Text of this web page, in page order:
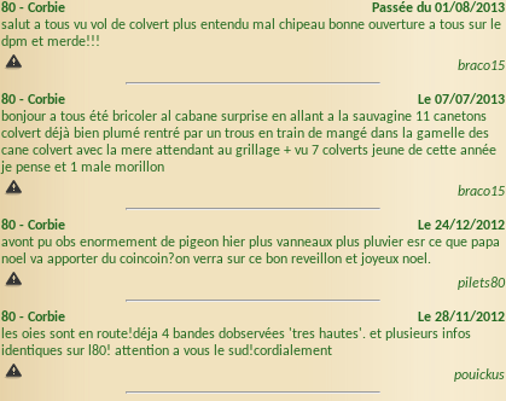
80 - Corbie
Passée du 01/08/2013
salut a tous vu vol de colvert plus entendu mal chipeau bonne ouverture a tous sur le
dpm et merde!!!
braco15
80 - Corbie
Le 07/07/2013
bonjour a tous été bricoler al cabane surprise en allant a la sauvagine 11 canetons
colvert déjà bien plumé rentré par un trous en train de mangé dans la gamelle des
cane colvert avec la mere attendant au grillage + vu 7 colverts jeune de cette année
je pense et 1 male morillon
braco15
80 - Corbie
Le 24/12/2012
avont pu obs enormement de pigeon hier plus vanneaux plus pluvier esr ce que papa
noel va apporter du coincoin?on verra sur ce bon reveillon et joyeux noel.
pilets80
80 - Corbie
Le 28/11/2012
les oies sont en route!déja 4 bandes dobservées 'tres hautes'. et plusieurs infos
identiques sur l80! attention a vous le sud!cordialement
pouickus